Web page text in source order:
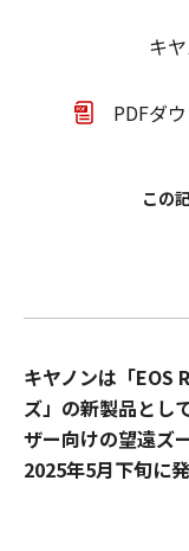
キ
PDFダ
キヤノンは「EOS
ズ」の新製品とし
ザー向けの望遠ズ
2025年5月下旬に発